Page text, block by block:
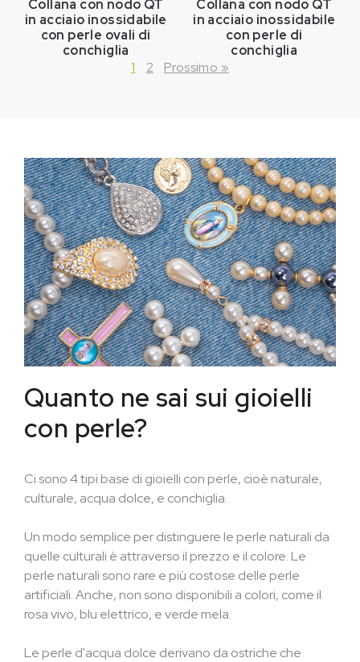
Collana con nodo QT
in acciaio inossidabile
con perle ovali di
conchiglia
Collana con nodo QT
in acciaio inossidabile
con perle di
conchiglia
1
2 Prossimo »
Quanto ne sai sui gioielli
con perle?
Ci sono 4 tipi base di gioielli con perle, cioè naturale,
culturale, acqua dolce, e conchiglia.
Un modo semplice per distinguere le perle naturali da
quelle culturali è attraverso il prezzo e il colore. Le
perle naturali sono rare e più costose delle perle
artificiali. Anche, non sono disponibili a colori, come il
rosa vivo, blu elettrico, e verde mela.
Le perle d'acqua dolce derivano da ostriche che